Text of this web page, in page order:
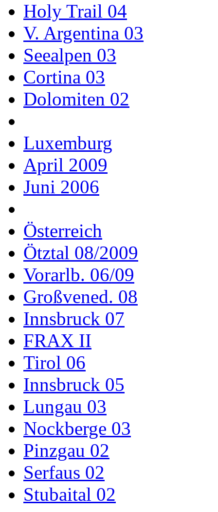
Holy Trail 04
V. Argentina 03
Seealpen 03
Cortina 03
Dolomiten 02
Luxemburg
April 2009
Juni 2006
Österreich
Ötztal 08/2009
Vorarlb. 06/09
Großvened. 08
Innsbruck 07
FRAX II
Tirol 06
Innsbruck 05
Lungau 03
Nockberge 03
Pinzgau 02
Serfaus 02
Stubaital 02